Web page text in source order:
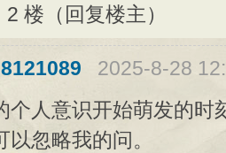
2 楼（回复楼主）
2025-8-28
个人意识开始萌发的
以忽略我的问。